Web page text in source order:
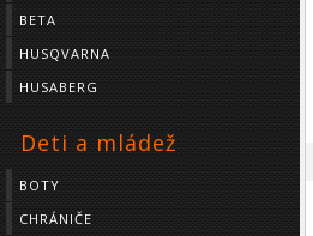
BETA
HUSQVARNA
HUSABERG
Deti a mládež
BOTY
CHRÁNIČE